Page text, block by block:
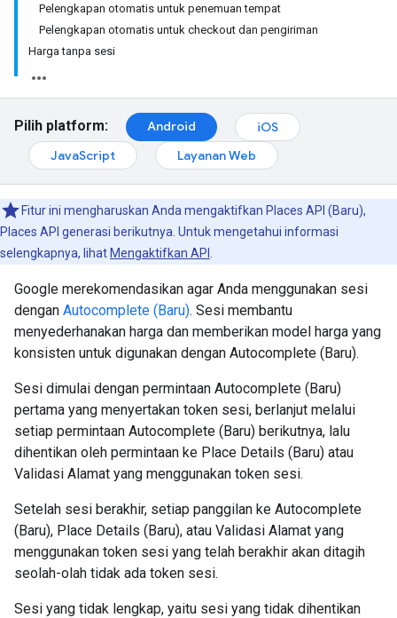
Pelengkapan otomatis untuk penemuan tempat
Pelengkapan otomatis untuk checkout dan pengiriman
Harga tanpa sesi
Pilih platform: Android
iOS
JavaScript
Layanan Web
Fitur ini mengharuskan Anda mengaktifkan Places API (Baru),
Places API generasi berikutnya. Untuk mengetahui informasi
selengkapnya, lihat Mengaktifkan API
Google merekomendasikan agar Anda menggunakan sesi
dengan Autocomplete (Baru). Sesi membantu
menyederhanakan harga dan memberikan model harga yang
konsisten untuk digunakan dengan Autocomplete (Baru).
Sesi dimulai dengan permintaan Autocomplete (Baru)
pertama yang menyertakan token sesi, berlanjut melalui
setiap permintaan Autocomplete (Baru) berikutnya, lalu
dihentikan oleh permintaan ke Place Details (Baru) atau
Validasi Alamat yang menggunakan token sesi.
Setelah sesi berakhir, setiap panggilan ke Autocomplete
(Baru), Place Details (Baru), atau Validasi Alamat yang
menggunakan token sesi yang telah berakhir akan ditagih
seolah-olah tidak ada token sesi.
Sesi yang tidak lengkap, yaitu sesi yang tidak dihentikan